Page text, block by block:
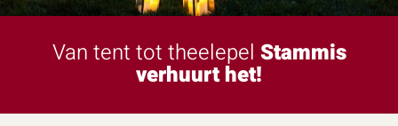
Van tent tot theelepel Stammis
verhuurt het!